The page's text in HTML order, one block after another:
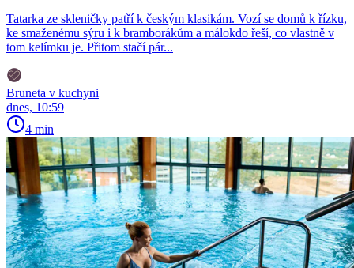
Tatarka ze skleničky patří k českým klasikám. Vozí se domů k řízku,
ke smaženému sýru i k bramborákům a málokdo řeší, co vlastně v
tom kelímku je. Přitom stačí pár...
Bruneta v kuchyni
dnes, 10:59
4 min